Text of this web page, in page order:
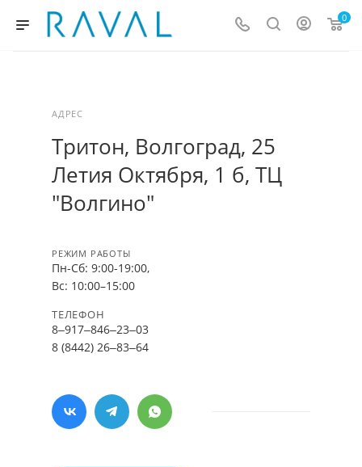
0
АДРЕС
Тритон, Волгоград, ​25
Летия Октября, 1 б, ТЦ
"Волгино"
РЕЖИМ РАБОТЫ
Пн-Сб: 9:00-19:00,
Вс: 10:00–15:00
ТЕЛЕФОН
8‒917‒846‒23‒03
8 (8442) 26‒83‒64